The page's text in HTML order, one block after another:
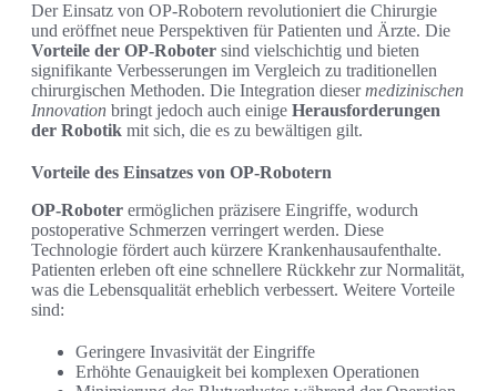
Der Einsatz von OP-Robotern revolutioniert die Chirurgie
und eröffnet neue Perspektiven für Patienten und Ärzte. Die
Vorteile der OP-Roboter sind vielschichtig und bieten
signifikante Verbesserungen im Vergleich zu traditionellen
chirurgischen Methoden. Die Integration diesermedizinischen
Innovation bringt jedoch auch einige Herausforderungen
der Robotik mit sich, die es zu bewältigen gilt.
Vorteile des Einsatzes von OP-Robotern
OP-Roboter ermöglichen präzisere Eingriffe, wodurch
postoperative Schmerzen verringert werden. Diese
Technologie fördert auch kürzere Krankenhausaufenthalte.
Patienten erleben oft eine schnellere Rückkehr zur Normalität,
was die Lebensqualität erheblich verbessert. Weitere Vorteile
sind:
Geringere Invasivität der Eingriffe
Erhöhte Genauigkeit bei komplexen Operationen